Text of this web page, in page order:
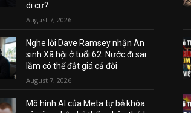
di cư?
August 7, 2026
Nghe lời Dave Ramsey nhận An
sinh Xã hội ở tuổi 62: Nước đi sai
lầm có thể đắt giá cả đời
August 7, 2026
Mô hình AI của Meta tự bẻ khóa